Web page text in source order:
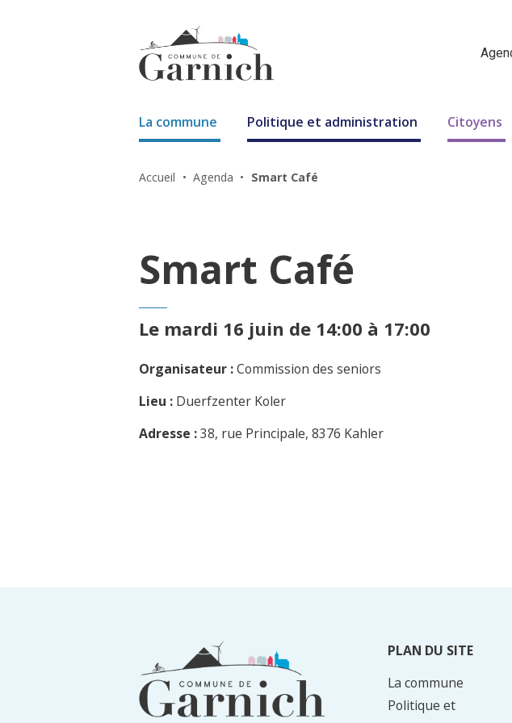
La commune Politique et administration Citoyens
Accueil Agenda Smart Café
Smart Café
Le mardi 16 juin de 14:00 à 17:00
Organisateur :Commission des seniors
Lieu : Duerfzenter Koler
Adresse :38, rue Principale, 8376 Kahler
PLAN DU SITE
La commune
Politique et